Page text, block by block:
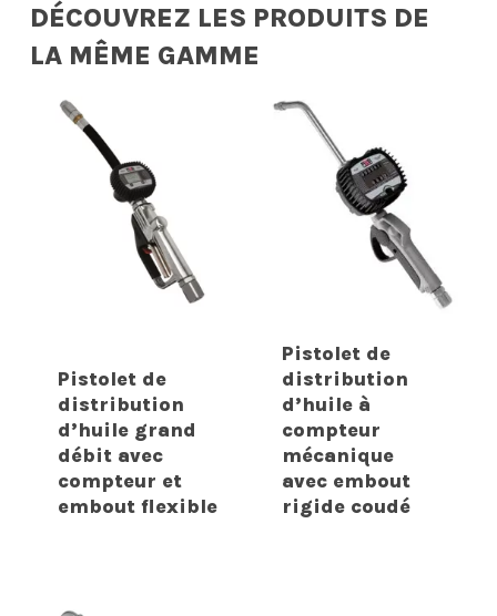
DÉCOUVREZ LES PRODUITS DE
LA MÊME GAMME
Pistolet de
distribution
d’huile grand
débit avec
compteur et
embout flexible
Pistolet de
distribution
d’huile à
compteur
mécanique
avec embout
rigide coudé